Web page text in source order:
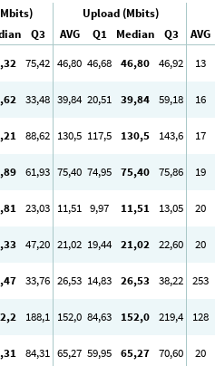
Upload (Mbits)
Q3 AVG Q1 Median Q3
AVG
,32 75,42 46,80 46,68 46,80 46,92
13
,62 33,48 39,84 20,51 39,84 59,18
16
,21 88,62 130,5 117,5 130,5 143,6
17
,89 61,93 75,40 74,95 75,40 75,86
19
,81 23,03 11,51 9,97 11,51 13,05
20
,33 47,20 21,02 19,44 21,02 22,60
20
,47 33,76 26,53 14,83 26,53 38,22 253
,2 188,1 152,0 84,63 152,0 219,4
128
,31 84,31 65,27 59,95 65,27 70,60
20